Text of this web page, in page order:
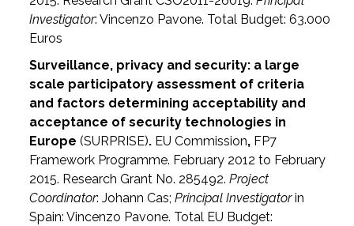
Investigator: Vincenzo Pavone. Total Budget: 63.000
Euros
Surveillance, privacy and security: a large
scale participatory assessment of criteria
and factors determining acceptability and
acceptance of security technologies in
Europe(SURPRISE). EU Commission, FP7
Framework Programme. February 2012 to February
2015. Research Grant No. 285492.Project
Coordinator: Johann Cas;Principal Investigatorin
Spain: Vincenzo Pavone. Total EU Budget: